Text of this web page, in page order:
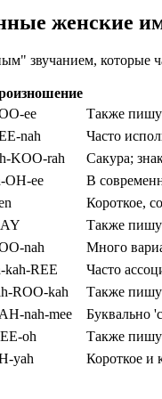
женские
звучанием, которые
ee
Также
nah
Часто
KOO-rah
Сакура;
OH-ee
В
Короткое,
Также
nah
Много
kah-REE
Часто
ROO-kah
Также
nah-mee
Буквально
oh
Также
yah Короткое и